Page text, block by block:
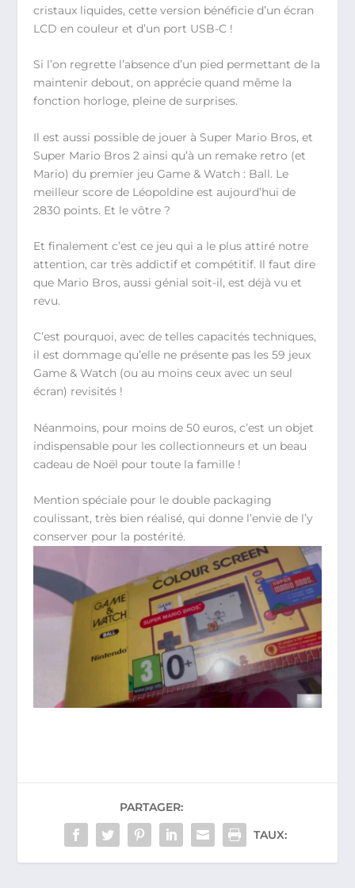
cristaux liquides, cette version bénéficie d’un écran
LCD en couleur et d’un port USB-C !
Si l’on regrette l’absence d’un pied permettant de la
maintenir debout, on apprécie quand même la
fonction horloge, pleine de surprises.
Il est aussi possible de jouer à Super Mario Bros, et
Super Mario Bros 2 ainsi qu’à un remake retro (et
Mario) du premier jeu Game & Watch : Ball. Le
meilleur score de Léopoldine est aujourd’hui de
2830 points. Et le vôtre ?
Et finalement c’est ce jeu qui a le plus attiré notre
attention, car très addictif et compétitif. Il faut dire
que Mario Bros, aussi génial soit-il, est déjà vu et
revu.
C’est pourquoi, avec de telles capacités techniques,
il est dommage qu’elle ne présente pas les 59 jeux
Game & Watch (ou au moins ceux avec un seul
écran) revisités !
Néanmoins, pour moins de 50 euros, c’est un objet
indispensable pour les collectionneurs et un beau
cadeau de Noël pour toute la famille !
Mention spéciale pour le double packaging
coulissant, très bien réalisé, qui donne l’envie de l’y
conserver pour la postérité.
PARTAGER:
TAUX: